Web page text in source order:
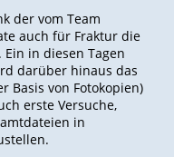
der vom Team
auch für Fraktur die
in diesen Tagen
darüber hinaus das
Basis von Fotokopien)
erste Versuche,
in